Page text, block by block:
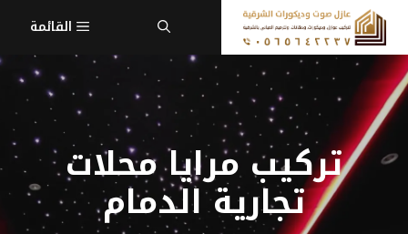
انتقل
إلى
المحتوى
القائمة
تركيب مرايا محلات
تجارية الدمام